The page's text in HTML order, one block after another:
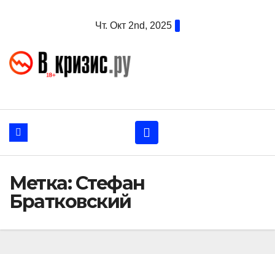
Чт. Окт 2nd, 2025
Метка:Стефан
Братковский